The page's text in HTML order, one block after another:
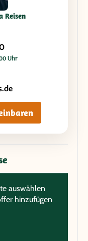
Reisen
Uhr
auswählen
hinzufügen